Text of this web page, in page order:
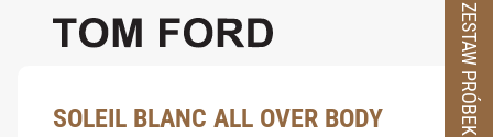
SOLEIL BLANC ALL OVER BODY
ZESTAW PRÓBEK